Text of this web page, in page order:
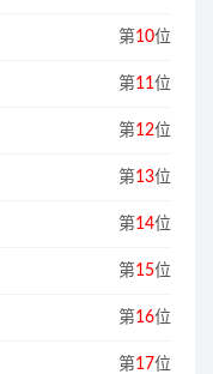
第10位
第11位
第12位
第13位
第14位
第15位
第16位
第17位